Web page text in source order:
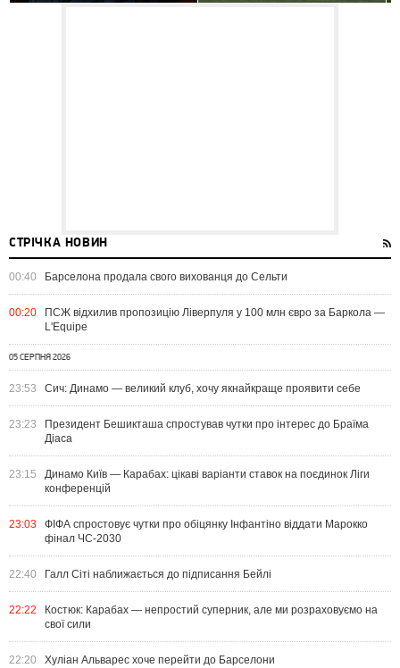
СТРІЧКА НОВИН
00:40 Барселона продала свого вихованця до Сельти
00:20
ПСЖ відхилив пропозицію Ліверпуля у 100 млн євро за Баркола —
L'Equipe
05 СЕРПНЯ 2026
23:53 Сич: Динамо — великий клуб, хочу якнайкраще проявити себе
23:23
Президент Бешикташа спростував чутки про інтерес до Браїма
Діаса
23:15
Динамо Київ — Карабах: цікаві варіанти ставок на поєдинок Ліги
конференцій
23:03
ФІФА спростовує чутки про обіцянку Інфантіно віддати Марокко
фінал ЧС-2030
22:40 Галл Сіті наближається до підписання Бейлі
22:22
Костюк: Карабах — непростий суперник, але ми розраховуємо на
свої сили
22:20 Хуліан Альварес хоче перейти до Барселони